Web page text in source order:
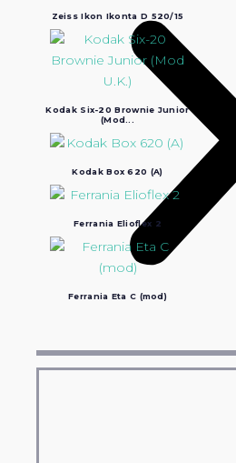
Zeiss Ikon Ikonta D 520/15
Kodak Six-20 Brownie Junior
(Mod...
Kodak Box 620 (A)
Ferrania Elioflex 2
Ferrania Eta C (mod)